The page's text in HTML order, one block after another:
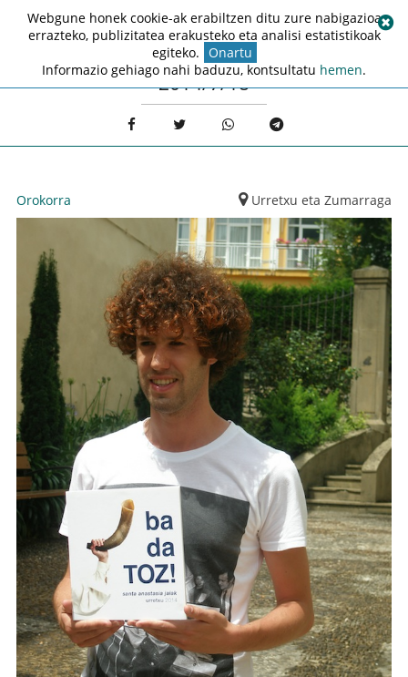
2014/7/18
Orokorra Urretxu eta Zumarraga
Webgune honek cookie-ak erabiltzen ditu zure nabigazioa
errazteko, publizitatea erakusteko eta analisi estatistikoak
egiteko. Onartu
Informazio gehiago nahi baduzu, kontsultatu hemen.